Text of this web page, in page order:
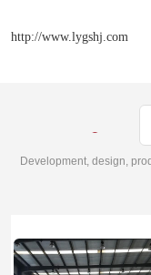
http://www.lygshj.com